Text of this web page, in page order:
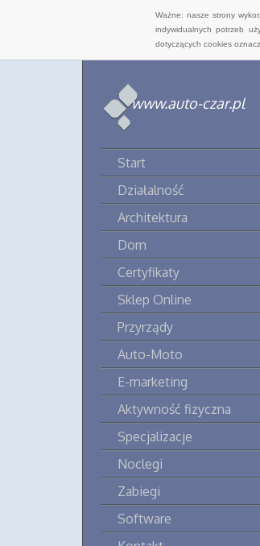
Ważne: nasze strony
indywidualnych potrzeb
dotyczących cookies
www.auto-czar.pl
Start
Działalność
Architektura
Dom
Certyfikaty
Sklep Online
Przyrządy
Auto-Moto
E-marketing
Aktywność fizyczna
Specjalizacje
Noclegi
Zabiegi
Software